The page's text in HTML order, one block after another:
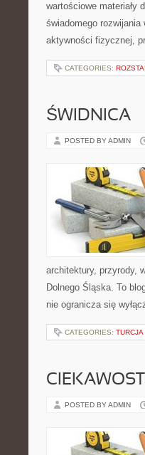
wartościowe materiały
świadomego rozwijania
aktywności fizycznej,
CATEGORIES:
ŚWIDNICA
POSTED BY ADMIN
architektury, przyrody,
Dolnego Śląska. To
nie ogranicza się
CATEGORIES: TURCJA
POSTED BY ADMIN